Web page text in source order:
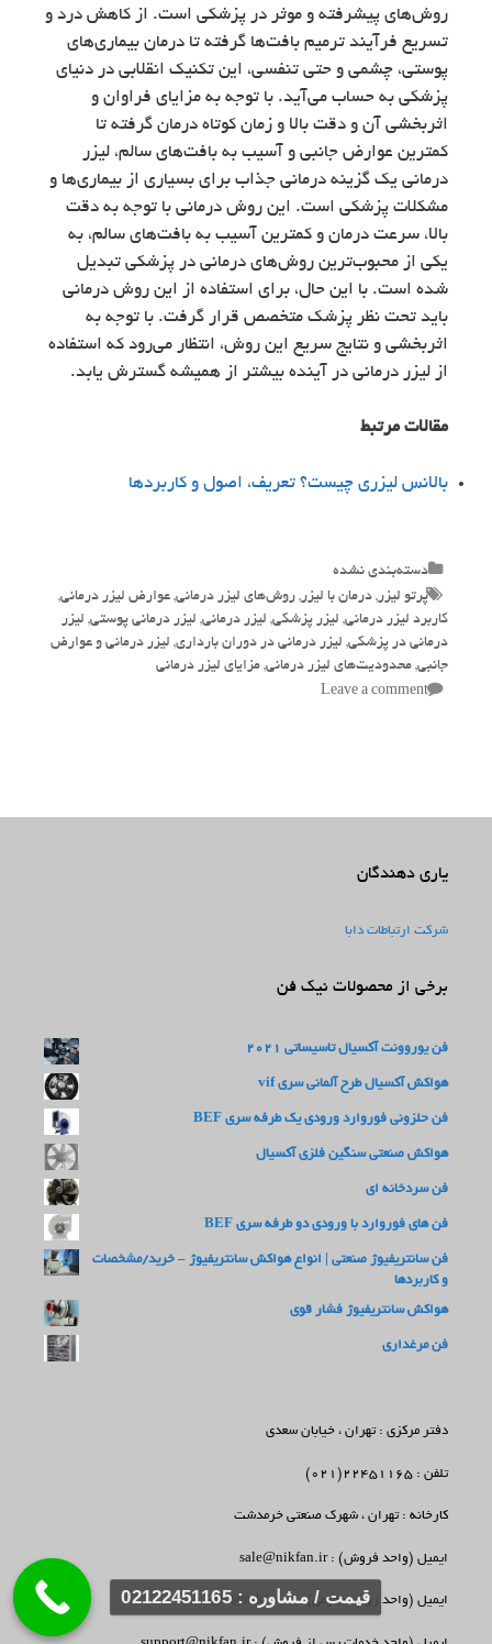
روش‌های پیشرفته و موثر در پزشکی است. از کاهش درد و
تسریع فرآیند ترمیم بافت‌ها گرفته تا درمان بیماری‌های
پوستی، چشمی و حتی تنفسی، این تکنیک انقلابی در دنیای
پزشکی به حساب می‌آید. با توجه به مزایای فراوان و
اثربخشی آن و دقت بالا و زمان کوتاه درمان گرفته تا
کمترین عوارض جانبی و آسیب به بافت‌های سالم، لیزر
درمانی یک گزینه درمانی جذاب برای بسیاری از بیماری‌ها و
مشکلات پزشکی است. این روش درمانی با توجه به دقت
بالا، سرعت درمان و کمترین آسیب به بافت‌های سالم، به
یکی از محبوب‌ترین روش‌های درمانی در پزشکی تبدیل
شده است. با این حال، برای استفاده از این روش درمانی
باید تحت نظر پزشک متخصص قرار گرفت. با توجه به
اثربخشی و نتایج سریع این روش، انتظار می‌رود که استفاده
از لیزر درمانی در آینده بیشتر از همیشه گسترش یابد.
مقالات مرتبط
بالانس لیزری چیست؟ تعریف، اصول و کاربردها
Categories
دسته‌بندی نشده
Tags
پرتو لیزر, درمان با لیزر, روش‌های لیزر درمانی, عوارض لیزر درمانی,
کاربرد لیزر درمانی, لیزر پزشکی, لیزر درمانی, لیزر درمانی پوستی, لیزر
درمانی در پزشکی, لیزر درمانی در دوران بارداری, لیزر درمانی و عوارض
جانبی, محدودیت‌های لیزر درمانی, مزایای لیزر درمانی
Leave a comment
یاری دهندگان
شرکت ارتباطات دابا
برخی از محصولات نیک فن
فن یوروونت آکسیال تاسیساتی 2021
هواکش آکسیال طرح آلمانی سری vif
فن حلزونی فوروارد ورودی یک طرفه سری BEF
هواکش صنعتی سنگین فلزی آکسیال
فن سردخانه ای
فن های فوروارد با ورودی دو طرفه سری BEF
فن سانتریفیوژ صنعتی | انواع هواکش سانتریفیوژ – خرید/مشخصات
و کاربردها
هواکش سانتریفیوژ فشار قوی
فن مرغداری
دفتر مرکزی : تهران ، خیابان سعدی
تلفن : 22451165(021)
کارخانه : تهران ، شهرک صنعتی خرمدشت
ایمیل (واحد فروش) : sale@nikfan.ir
ایمیل (واحد روابط عمومی) : info@nikfan.ir
قیمت / مشاوره : 02122451165